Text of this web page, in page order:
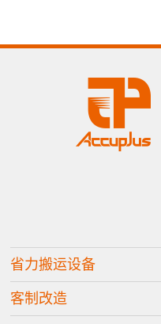
省力搬运设备
客制改造